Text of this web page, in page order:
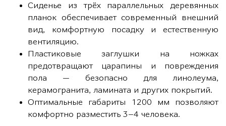
Сиденье из трёх параллельных деревянных
планок обеспечивает современный внешний
вид, комфортную посадку и естественную
вентиляцию.
Пластиковые заглушки на ножках
предотвращают царапины и повреждения
пола — безопасно для линолеума,
керамогранита, ламината и других покрытий.
Оптимальные габариты 1200 мм позволяют
комфортно разместить 3–4 человека.